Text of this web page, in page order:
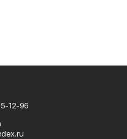
12-96